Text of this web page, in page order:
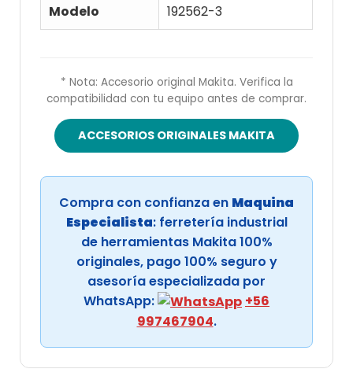
Modelo
192562-3
* Nota: Accesorio original Makita. Verifica la
compatibilidad con tu equipo antes de comprar.
ACCESORIOS ORIGINALES MAKITA
Compra con confianza en Maquina
Especialista: ferretería industrial
de herramientas Makita 100%
originales, pago 100% seguro y
asesoría especializada por
WhatsApp:
+56
997467904.